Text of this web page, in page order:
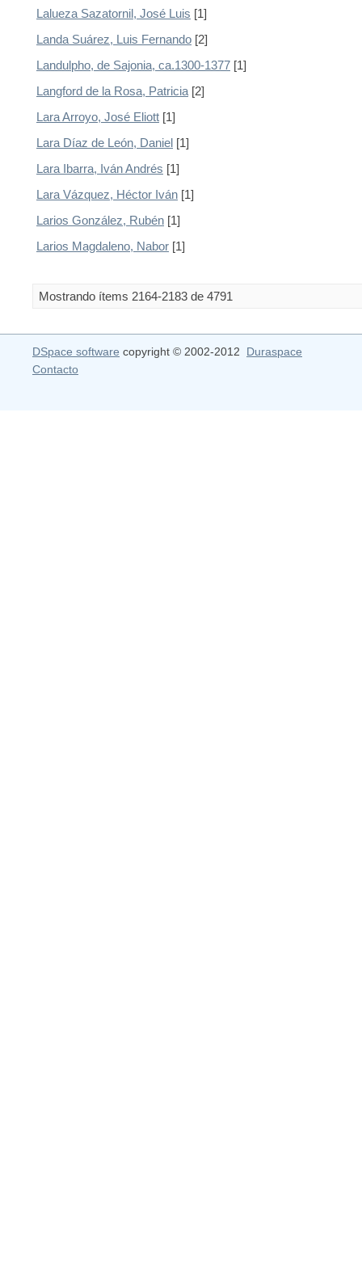
Lalueza Sazatornil, José Luis [1]
Landa Suárez, Luis Fernando [2]
Landulpho, de Sajonia, ca.1300-1377 [1]
Langford de la Rosa, Patricia [2]
Lara Arroyo, José Eliott [1]
Lara Díaz de León, Daniel [1]
Lara Ibarra, Iván Andrés [1]
Lara Vázquez, Héctor Iván [1]
Larios González, Rubén [1]
Larios Magdaleno, Nabor [1]
Mostrando ítems 2164-2183 de 4791
DSpace software copyright © 2002-2012 Duraspace
Contacto